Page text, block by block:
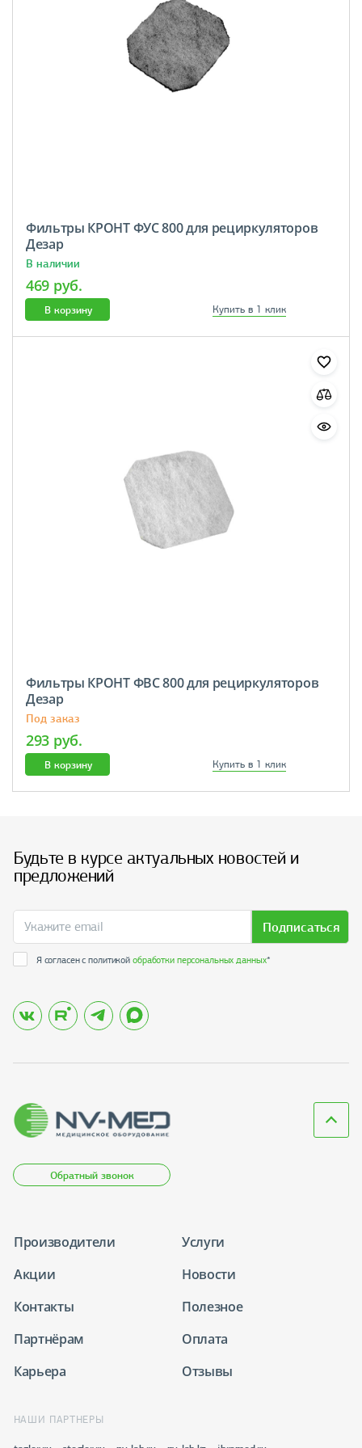
Фильтры КРОНТ ФУС 800 для рециркуляторов
Дезар
В наличии
469 руб.
В корзину Купить в 1 клик
Фильтры КРОНТ ФВС 800 для рециркуляторов
Дезар
Под заказ
293 руб.
В корзину Купить в 1 клик
Будьте в курсе актуальных новостей и
предложений
Подписаться
Я согласен с политикойобработки персональных данных*
Обратный звонок
Производители
Услуги
Акции
Новости
Контакты
Полезное
Партнёрам
Оплата
Карьера
Отзывы
НАШИ ПАРТНЕРЫ